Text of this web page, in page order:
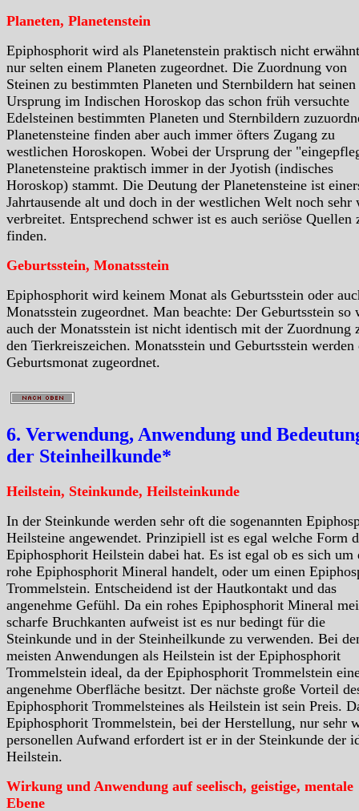
Planeten, Planetenstein
Epiphosphorit wird als Planetenstein praktisch nicht
nur selten einem Planeten zugeordnet. Die Zuordnung von
Steinen zu bestimmten Planeten und Sternbildern hat seinen
Ursprung im Indischen Horoskop das schon früh versuchte
Edelsteinen bestimmten Planeten und Sternbildern
Planetensteine finden aber auch immer öfters Zugang zu
westlichen Horoskopen. Wobei der Ursprung der
Planetensteine praktisch immer in der Jyotish (indisches
Horoskop) stammt. Die Deutung der Planetensteine ist
Jahrtausende alt und doch in der westlichen Welt noch sehr
verbreitet. Entsprechend schwer ist es auch seriöse Quellen
finden.
Geburtsstein, Monatsstein
Epiphosphorit wird keinem Monat als Geburtsstein oder
Monatsstein zugeordnet. Man beachte: Der Geburtsstein so
auch der Monatsstein ist nicht identisch mit der Zuordnung
den Tierkreiszeichen. Monatsstein und Geburtsstein werden
Geburtsmonat zugeordnet.
6. Verwendung, Anwendung und
der Steinheilkunde*
Heilstein, Steinkunde, Heilsteinkunde
In der Steinkunde werden sehr oft die sogenannten
Heilsteine angewendet. Prinzipiell ist es egal welche Form
Epiphosphorit Heilstein dabei hat. Es ist egal ob es sich um
rohe Epiphosphorit Mineral handelt, oder um einen
Trommelstein. Entscheidend ist der Hautkontakt und das
angenehme Gefühl. Da ein rohes Epiphosphorit Mineral
scharfe Bruchkanten aufweist ist es nur bedingt für die
Steinkunde und in der Steinheilkunde zu verwenden. Bei
meisten Anwendungen als Heilstein ist der Epiphosphorit
Trommelstein ideal, da der Epiphosphorit Trommelstein
angenehme Oberfläche besitzt. Der nächste große Vorteil
Epiphosphorit Trommelsteines als Heilstein ist sein Preis.
Epiphosphorit Trommelstein, bei der Herstellung, nur sehr
personellen Aufwand erfordert ist er in der Steinkunde der
Heilstein.
Wirkung und Anwendung auf seelisch, geistige, mentale
Ebene